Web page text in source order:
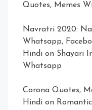
Quotes, Memes
Navratri 2020:
Whatsapp,
Hindi on Shayari
Whatsapp
Corona Quotes,
Hindi on